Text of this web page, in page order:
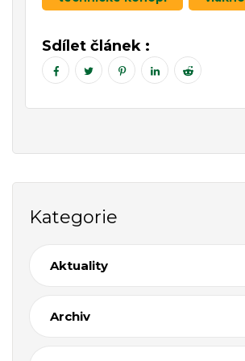
Sdílet článek :
Kategorie
Aktuality
Archiv